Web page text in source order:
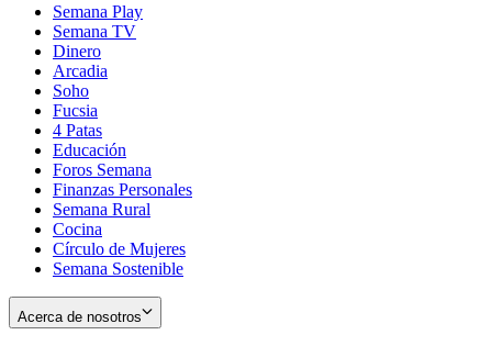
Semana Play
Semana TV
Dinero
Arcadia
Soho
in
new
window
Fucsia
in
new
window
4 Patas
Educación
Foros Semana
Finanzas Personales
Semana Rural
Cocina
Círculo de Mujeres
Semana Sostenible
Acerca de nosotros